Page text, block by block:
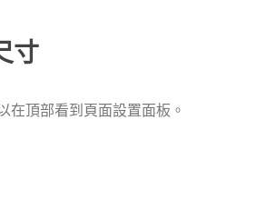
寸
在頂部看到頁面設置面板。